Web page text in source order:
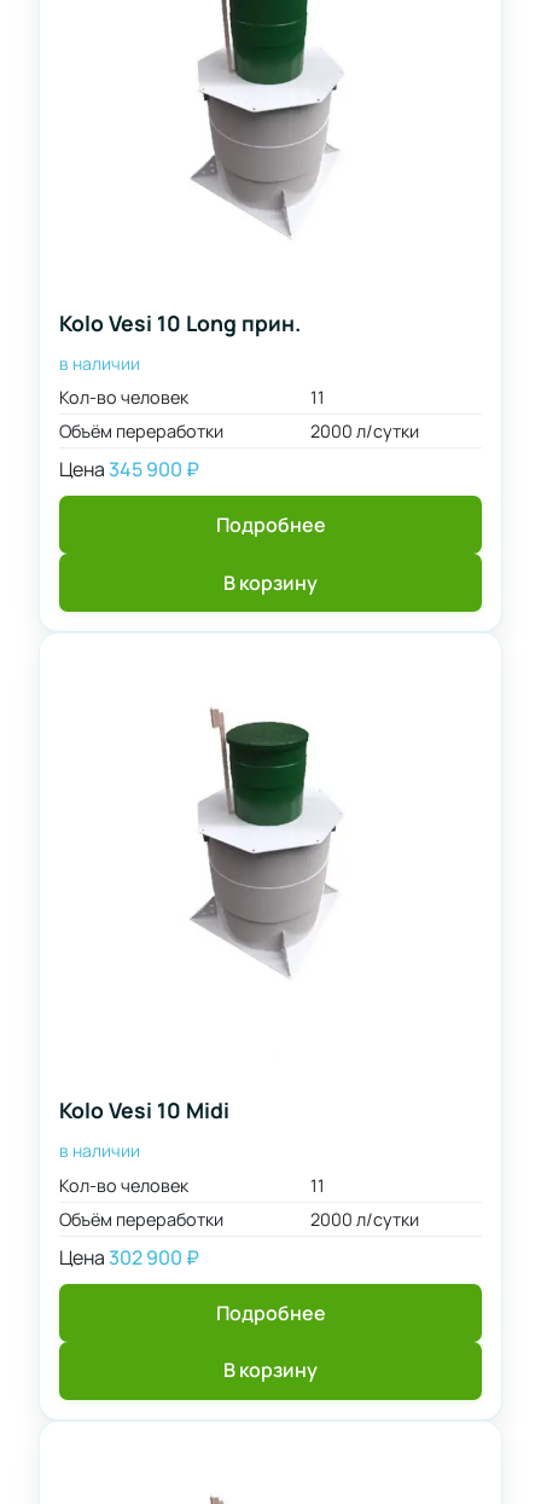
Kolo Vesi 10 Long прин.
в наличии
Кол-во человек
11
Объём переработки
2000 л/сутки
Цена 345 900 ₽
Подробнее
В корзину
Kolo Vesi 10 Midi
в наличии
Кол-во человек
11
Объём переработки
2000 л/сутки
Цена 302 900 ₽
Подробнее
В корзину